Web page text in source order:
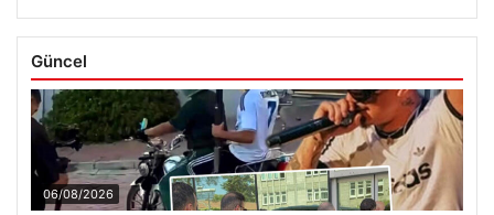
Güncel
06/08/2026